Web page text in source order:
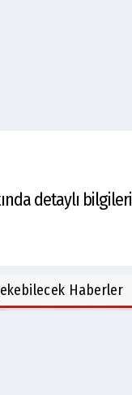
detaylı bilgileri
Haberler